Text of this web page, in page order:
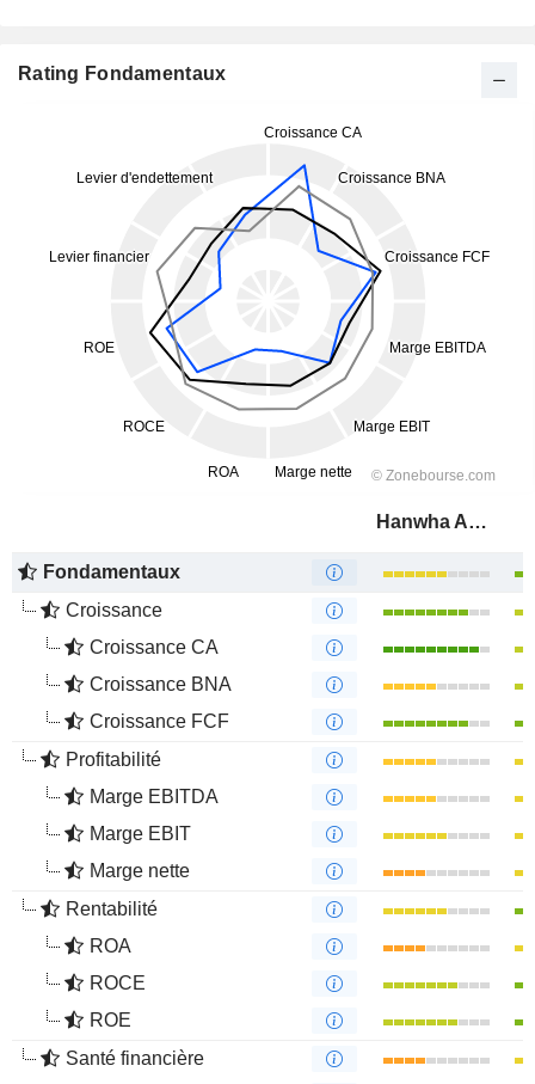
Rating Fondamentaux
Hanwha Aerospace Co., Ltd.
Fondamentaux
Croissance
Croissance CA
Croissance BNA
Croissance FCF
Profitabilité
Marge EBITDA
Marge EBIT
Marge nette
Rentabilité
ROA
ROCE
ROE
Santé financière